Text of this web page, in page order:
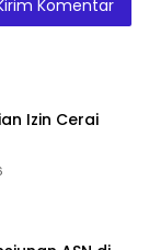
Izin Cerai